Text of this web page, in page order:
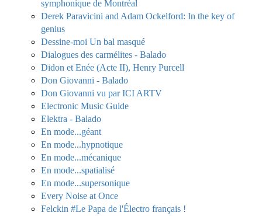
symphonique de Montréal
Derek Paravicini and Adam Ockelford: In the key of
genius
Dessine-moi Un bal masqué
Dialogues des carmélites - Balado
Didon et Enée (Acte II), Henry Purcell
Don Giovanni - Balado
Don Giovanni vu par ICI ARTV
Electronic Music Guide
Elektra - Balado
En mode...géant
En mode...hypnotique
En mode...mécanique
En mode...spatialisé
En mode...supersonique
Every Noise at Once
Felckin #Le Papa de l'Électro français !